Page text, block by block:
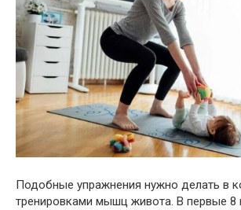
Подобные упражнения нужно делать в
тренировками мышц живота. В первые 8